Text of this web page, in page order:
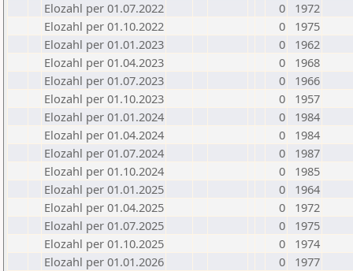
Elozahl per 01.07.2022
0
1972
Elozahl per 01.10.2022
0
1975
Elozahl per 01.01.2023
0
1962
Elozahl per 01.04.2023
0
1968
Elozahl per 01.07.2023
0
1966
Elozahl per 01.10.2023
0
1957
Elozahl per 01.01.2024
0
1984
Elozahl per 01.04.2024
0
1984
Elozahl per 01.07.2024
0
1987
Elozahl per 01.10.2024
0
1985
Elozahl per 01.01.2025
0
1964
Elozahl per 01.04.2025
0
1972
Elozahl per 01.07.2025
0
1975
Elozahl per 01.10.2025
0
1974
Elozahl per 01.01.2026
0
1977